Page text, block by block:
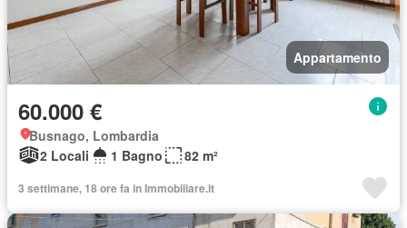
Appartamento
60.000 €
Busnago, Lombardia
2 Locali
1 Bagno 82 m²
3 settimane, 18 ore fa in Immobiliare.it